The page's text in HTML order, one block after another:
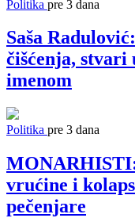
Politika pre 3 dana
Saša
čišćenja,
imenom
Politika pre 3 dana
vrućine i
pečenjare